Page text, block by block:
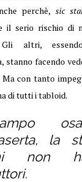
perchè, sic
il serio rischio di
Gli altri,
stanno facendo
con tanto
di tutti i tabloid.
la
non